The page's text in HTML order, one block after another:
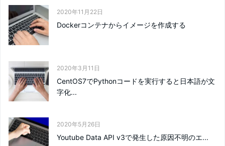
2020年11月22日
Dockerコンテナからイメージを作成する
2020年3月11日
CentOS7でPythonコードを実行すると日本語が文
字化...
2020年5月26日
Youtube Data API v3で発生した原因不明のエ...